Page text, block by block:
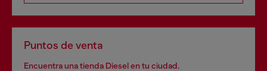
Puntos de venta
Encuentra una tienda Diesel en tu ciudad.